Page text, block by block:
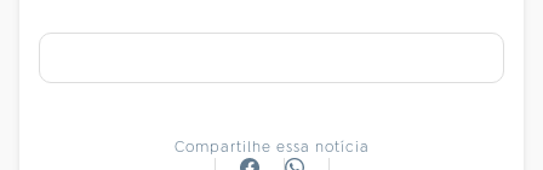
Compartilhe essa notícia